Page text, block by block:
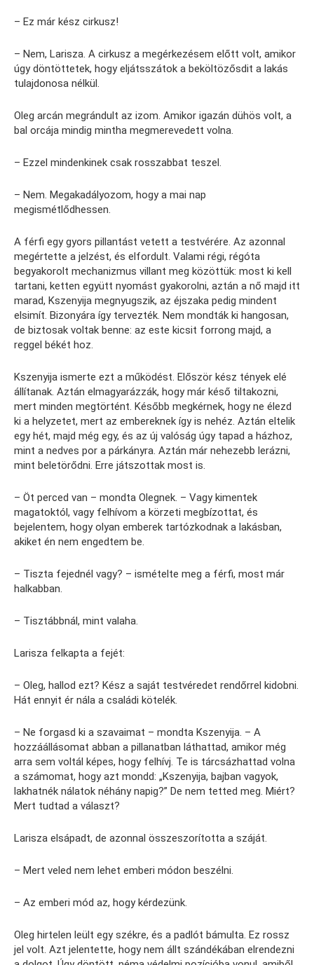
– Ez már kész cirkusz!
– Nem, Larisza. A cirkusz a megérkezésem előtt volt, amikor
úgy döntöttetek, hogy eljátsszátok a beköltözősdit a lakás
tulajdonosa nélkül.
Oleg arcán megrándult az izom. Amikor igazán dühös volt, a
bal orcája mindig mintha megmerevedett volna.
– Ezzel mindenkinek csak rosszabbat teszel.
– Nem. Megakadályozom, hogy a mai nap
megismétlődhessen.
A férfi egy gyors pillantást vetett a testvérére. Az azonnal
megértette a jelzést, és elfordult. Valami régi, régóta
begyakorolt mechanizmus villant meg közöttük: most ki kell
tartani, ketten együtt nyomást gyakorolni, aztán a nő majd itt
marad, Kszenyija megnyugszik, az éjszaka pedig mindent
elsimít. Bizonyára így tervezték. Nem mondták ki hangosan,
de biztosak voltak benne: az este kicsit forrong majd, a
reggel békét hoz.
Kszenyija ismerte ezt a működést. Először kész tények elé
állítanak. Aztán elmagyarázzák, hogy már késő tiltakozni,
mert minden megtörtént. Később megkérnek, hogy ne élezd
ki a helyzetet, mert az embereknek így is nehéz. Aztán eltelik
egy hét, majd még egy, és az új valóság úgy tapad a házhoz,
mint a nedves por a párkányra. Aztán már nehezebb lerázni,
mint beletörődni. Erre játszottak most is.
– Öt perced van – mondta Olegnek. – Vagy kimentek
magatoktól, vagy felhívom a körzeti megbízottat, és
bejelentem, hogy olyan emberek tartózkodnak a lakásban,
akiket én nem engedtem be.
– Tiszta fejednél vagy? – ismételte meg a férfi, most már
halkabban.
– Tisztábbnál, mint valaha.
Larisza felkapta a fejét:
– Oleg, hallod ezt? Kész a saját testvéredet rendőrrel kidobni.
Hát ennyit ér nála a családi kötelék.
– Ne forgasd ki a szavaimat – mondta Kszenyija. – A
hozzáállásomat abban a pillanatban láthattad, amikor még
arra sem voltál képes, hogy felhívj. Te is tárcsázhattad volna
a számomat, hogy azt mondd: „Kszenyija, bajban vagyok,
lakhatnék nálatok néhány napig?” De nem tetted meg. Miért?
Mert tudtad a választ?
Larisza elsápadt, de azonnal összeszorította a száját.
– Mert veled nem lehet emberi módon beszélni.
– Az emberi mód az, hogy kérdezünk.
Oleg hirtelen leült egy székre, és a padlót bámulta. Ez rossz
jel volt. Azt jelentette, hogy nem állt szándékában elrendezni